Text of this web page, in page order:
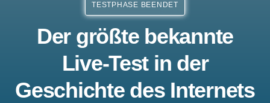
TESTPHASE BEENDET
Der größte bekannte
Live-Test in der
Geschichte des Internets